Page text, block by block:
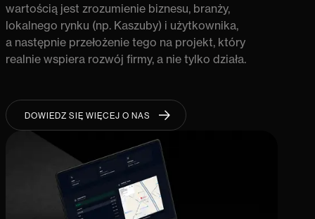
wartością jest zrozumienie biznesu, branży,
lokalnego rynku (np. Kaszuby) i użytkownika,
a następnie przełożenie tego na projekt, który
realnie wspiera rozwój firmy, a nie tylko działa.
DOWIEDZ SIĘ WIĘCEJ O NAS
DOWIEDZ SIĘ WIĘCEJ O NAS